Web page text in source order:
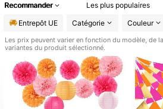
Recommander Les plus populaires
Entrepôt UE
Catégorie Couleur
Les prix peuvent varier en fonction du modèle, de
variantes du produit sélectionné.